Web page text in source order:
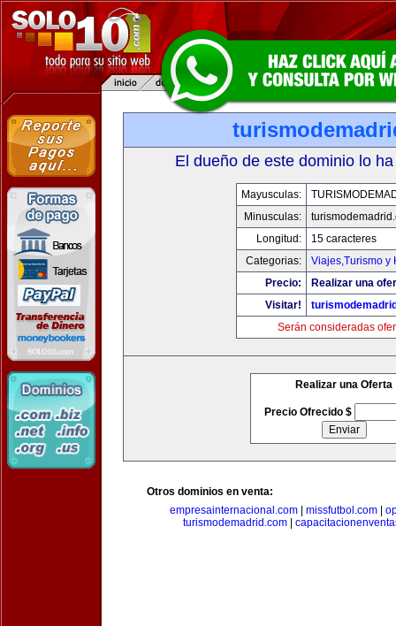
El dueño de este dominio lo
Mayusculas:
Minusculas:
Longitud:
15 caracteres
Categorias:
Viajes,Turismo y
Precio:
Realizar una
Visitar!
Serán consideradas
Realizar una Oferta
Precio Ofrecido $
Otros dominios en venta:
empresainternacional.com| missfutbol.com|
turismodemadrid.com|